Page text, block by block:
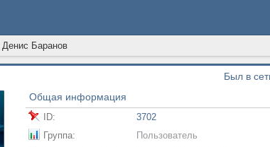
Денис Баранов
Был в
Общая информация
ID:
3702
Группа:
Пользователь